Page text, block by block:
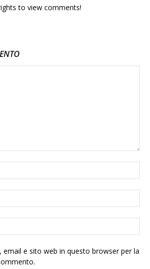
to view comments!
email e sito web in questo browser per la